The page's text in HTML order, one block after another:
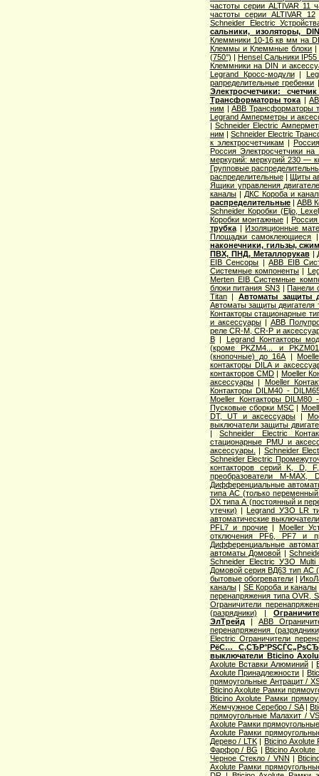
частоты серии ALTIVAR 11
частоты серии ALTIVAR 12
Schneider Electric
сальники, изоляторы,
Клеммники 10-16 кв мм на
Клеммы и Клеммные блоки
(750°) | Hensel Сальники IP55
Клеммники на DIN и
Legrand Кросс-модули|
рапределительные гребенки
Электросчетчики:
Трансформаторы тока |
ним |ABB Трансформаторы
Legrand Амперметры и
| Schneider Electric
ним |Schneider Electric
к электросчетчикам |
Россия Электросчетчики
меркурий: меркурий 230 —
Групповые
распределительные|Щиты
Ящики управления
каналы| ДКС Короба и
распределительные|ABB
Schneider Коробки (Eljo,
Коробки монтажные|
трубка|Изоляционные
Площадки самоклеющиеся
наконечники, гильзы,
ПВХ, ПНД, Металлорукав|
EIB Сенсоры |ABB EIB
Системные компоненты |
Merten EIB Системные
блоки питания SN3 |Панели
Titan| Автоматы защиты
Автоматы защиты двигателя
Контакторы стационарные
и аксессуары| ABB
реле CR-M, CR-P и
B| Legrand Контакторы
(кроме PKZM4... и
(кнопочные) до 16А |
контакторы DILA и
контакторов CMD | Moeller
аксессуары| Moeller
Контакторы DILM40 -
Moeller Контакторы DILM80
Пусковые сборки MSC|
DT, UT и аксессуары|
выключатели защиты
|Schneider Electric
стационарные PMU и
аксессуары.
| Schneider
Schneider Electric
контакторов серий K, D,
преобразователи M-MAX,
Дифференциальные
типа АС (только переменный
DX типа А (постоянный и
утечки) |Legrand УЗО LR
автоматические
PFL7 и прочие| Moeller
отключения PF6, PF7 и
Дифференциальные
автоматы Домовой |
Schneider Electric УЗО Multi
Домовой серия ВД63 тип АС
бытовые обогреватели|
каналы| SE Короба и каналы
перенапряжения типа OVR,
Ограничители
(разрядники) |
ЭлТрейд |ABB
перенапряжения
Electric Ограничители
РёС…
выключатели Bticino
Axolute Вставки Алюминий |
Axolute Принадлежности |
прямоугольные Антрацит /
Bticino Axolute Рамки
Bticino Axolute Рамки
Жемчужное Серебро / SA|
прямоугольные Малахит /
Axolute Рамки
Axolute Рамки
Дерево / LTK|Bticino Axolute
Фарфор / BG |Bticino
Черное Стекло / VNN |
Axolute Рамки